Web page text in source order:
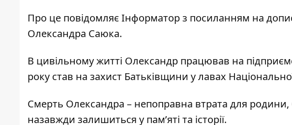
Про це повідомляє Інформатор з посиланням на
Олександра Саюка.
В цивільному житті Олександр працював на
року став на захист Батьківщини у лавах
Смерть Олександра – непоправна втрата для родини,
назавжди залишиться у пам’яті та історії.